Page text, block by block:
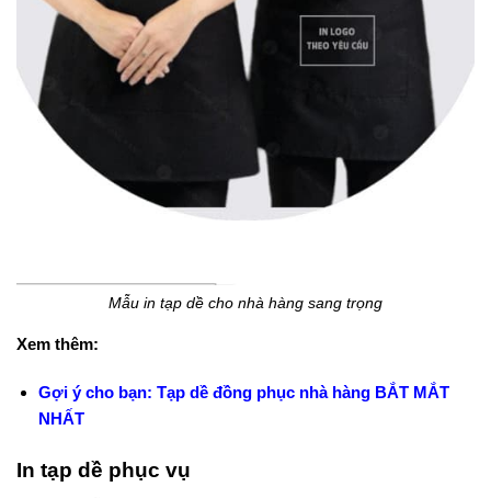
Mẫu in tạp dề cho nhà hàng sang trọng
Xem thêm:
Gợi ý cho bạn: Tạp dề đồng phục nhà hàng BẮT MẮT
NHẤT
In tạp dề phục vụ